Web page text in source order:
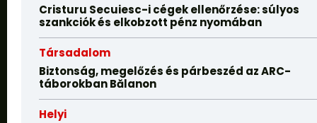
Cristuru Secuiesc-i cégek ellenőrzése: súlyos
szankciók és elkobzott pénz nyomában
Társadalom
Biztonság, megelőzés és párbeszéd az ARC-
táborokban Bălanon
Helyi